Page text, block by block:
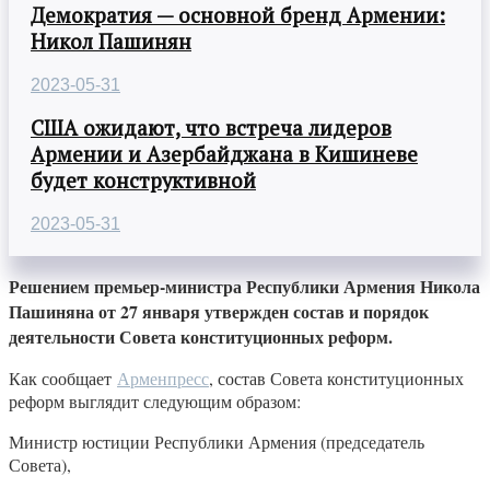
Демократия — основной бренд Армении:
Никол Пашинян
2023-05-31
США ожидают, что встреча лидеров
Армении и Азербайджана в Кишиневе
будет конструктивной
2023-05-31
Решением премьер-министра Республики Армения Никола
Пашиняна от 27 января утвержден состав и порядок
деятельности Совета конституционных реформ.
Как сообщает Арменпресс, состав Совета конституционных
реформ выглядит следующим образом:
Министр юстиции Республики Армения (председатель
Совета),